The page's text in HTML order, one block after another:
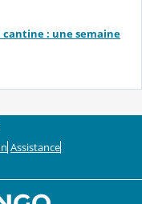
cantine : une semaine
Assistance